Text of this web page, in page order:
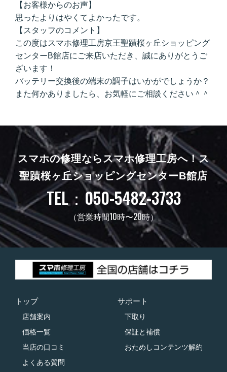
【お客様からのお声】
思ったよりはやくてよかったです。
【スタッフのコメント】
この度はスマホ修理工房京王聖蹟桜ヶ丘ショッピング
センターB館店にご来店いただき、誠にありがとうご
ざいます！
バッテリー交換後の端末の調子はいかがでしょうか？
また何かありましたら、お気軽にご相談ください＾＾
スマホの修理ならスマホ修理工房へ！ス
聖蹟桜ヶ丘ショッピングセンターB館店
TEL：050-5482-3733
（営業時間10時〜20時）
トップ
店舗案内
価格一覧
当店の口コミ
よくある質問
サポート
下取り
保証と補償
おためしコンテンツ解約